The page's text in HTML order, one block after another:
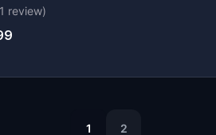
1 review)
1 2